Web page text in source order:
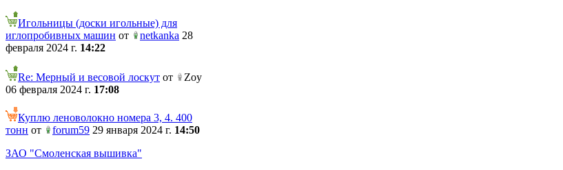
Игольницы (доски игольные) для
иглопробивных машин от netkanka 28
февраля 2024 г. 14:22
Re: Мерный и весовой лоскут от
Zoy
06 февраля 2024 г. 17:08
Куплю леноволокно номера 3, 4. 400
тонн от forum59 29 января 2024 г. 14:50
ЗАО "Смоленская вышивка"